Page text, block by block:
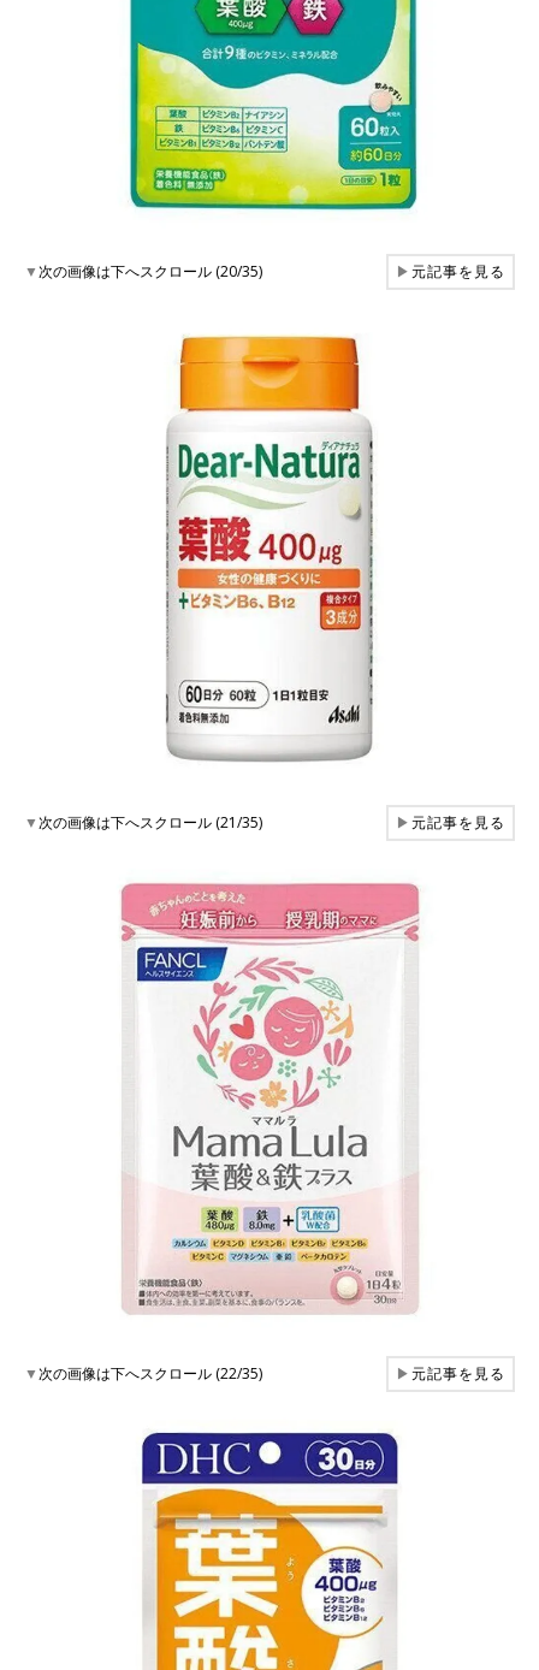
▼次の画像は下へスクロール (20/35) ▶元記事を見る
▼次の画像は下へスクロール (21/35) ▶元記事を見る
▼次の画像は下へスクロール (22/35) ▶元記事を見る